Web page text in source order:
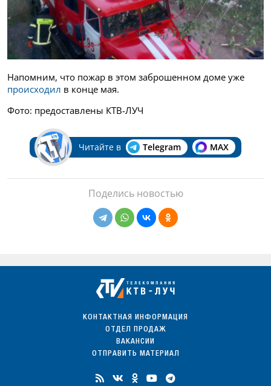
Напомним, что пожар в этом заброшенном доме уже
происходил в конце мая.
Фото: предоставлены КТВ-ЛУЧ
Читайте в Telegram MAX
Поделись новостью
КОНТАКТНАЯ ИНФОРМАЦИЯ
ОТДЕЛ ПРОДАЖ
ВАКАНСИИ
ОТПРАВИТЬ МАТЕРИАЛ